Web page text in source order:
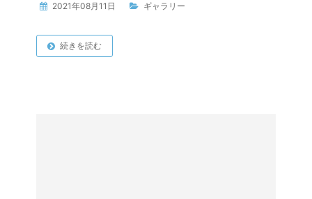
2021年08月11日 ギャラリー
続きを読む